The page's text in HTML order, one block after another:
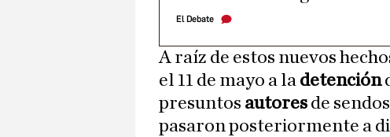
El Debate
A raíz de estos nuevos
el 11 de mayo a la detención
presuntos autores de
pasaron posteriormente a